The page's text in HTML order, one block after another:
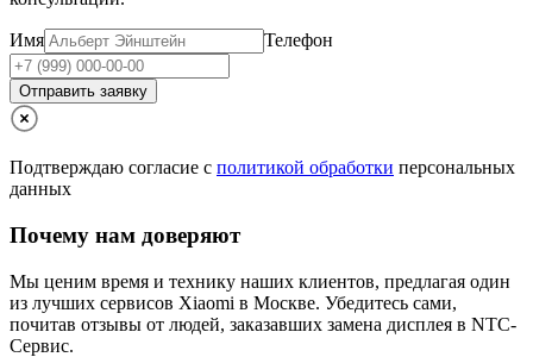
Имя Телефон
Отправить заявку
Подтверждаю согласие с политикой обработки персональных
данных
Почему нам доверяют
Мы ценим время и технику наших клиентов, предлагая один
из лучших сервисов Xiaomi в Москве. Убедитесь сами,
почитав отзывы от людей, заказавших замена дисплея в NTC-
Сервис.